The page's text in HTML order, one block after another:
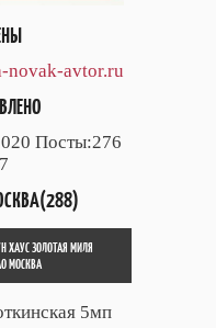
novak-avtor.ru
Посты:276
ХАУС ЗОЛОТАЯ МИЛЯ
МОСКВА
5мп